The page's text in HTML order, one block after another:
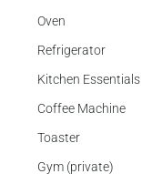
Oven
Refrigerator
Kitchen Essentials
Coffee Machine
Toaster
Gym (private)